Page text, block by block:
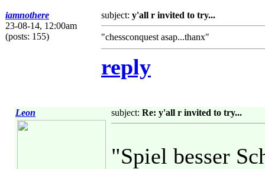
iamnothere
23-08-14, 12:00am
(posts: 155)
subject: y'all r invited to try...
"chessconquest asap...thanx"
reply
Leon subject: Re: y'all r invited to try...
"Spiel besser